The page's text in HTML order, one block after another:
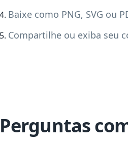
Baixe como PNG, SVG ou
Compartilhe ou exiba seu
Perguntas